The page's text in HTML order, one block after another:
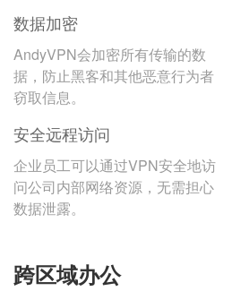
数据加密
AndyVPN会加密所有传输的数
据，防止黑客和其他恶意行为者
窃取信息。
安全远程访问
企业员工可以通过VPN安全地访
问公司内部网络资源，无需担心
数据泄露。
跨区域办公